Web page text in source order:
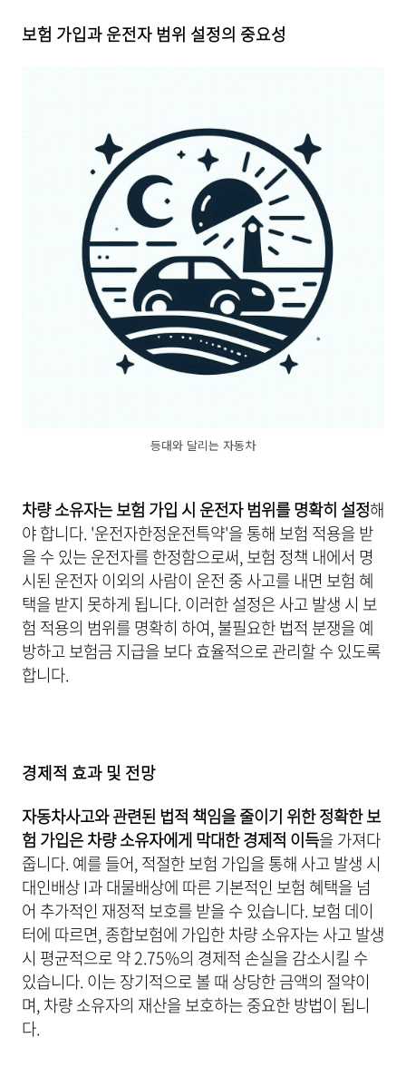
보험 가입과 운전자 범위 설정의 중요성
등대와 달리는 자동차
차량 소유자는 보험 가입 시 운전자 범위를 명확히 설정해
야 합니다. '운전자한정운전특약'을 통해 보험 적용을 받
을 수 있는 운전자를 한정함으로써, 보험 정책 내에서 명
시된 운전자 이외의 사람이 운전 중 사고를 내면 보험 혜
택을 받지 못하게 됩니다. 이러한 설정은 사고 발생 시 보
험 적용의 범위를 명확히 하여, 불필요한 법적 분쟁을 예
방하고 보험금 지급을 보다 효율적으로 관리할 수 있도록
합니다.
경제적 효과 및 전망
자동차사고와 관련된 법적 책임을 줄이기 위한 정확한 보
험 가입은 차량 소유자에게 막대한 경제적 이득을 가져다
줍니다. 예를 들어, 적절한 보험 가입을 통해 사고 발생 시
대인배상 I과 대물배상에 따른 기본적인 보험 혜택을 넘
어 추가적인 재정적 보호를 받을 수 있습니다. 보험 데이
터에 따르면, 종합보험에 가입한 차량 소유자는 사고 발생
시 평균적으로 약 2.75%의 경제적 손실을 감소시킬 수
있습니다. 이는 장기적으로 볼 때 상당한 금액의 절약이
며, 차량 소유자의 재산을 보호하는 중요한 방법이 됩니
다.